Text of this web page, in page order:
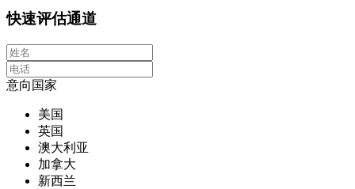
快速评估通道
意向国家
美国
英国
澳大利亚
加拿大
新西兰